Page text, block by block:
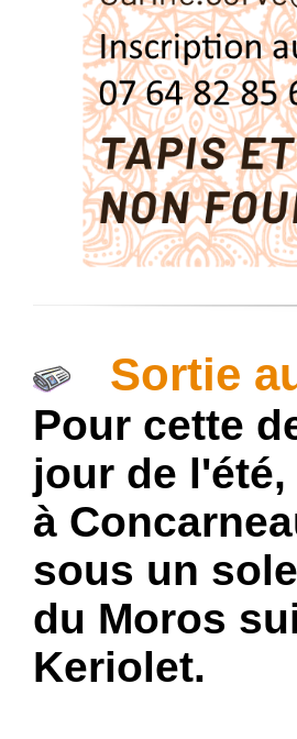
Sortie
Pour cette
jour de
à
sous un
du Moros
Keriolet.